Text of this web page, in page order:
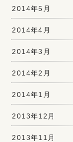
2014年5月
2014年4月
2014年3月
2014年2月
2014年1月
2013年12月
2013年11月